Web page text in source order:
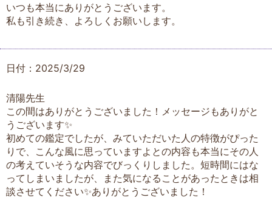
いつも本当にありがとうございます。
私も引き続き、よろしくお願いします。
日付：2025/3/29
清陽先生
この間はありがとうございました！メッセージもありがと
うございます✨
初めての鑑定でしたが、みていただいた人の特徴がぴった
りで、こんな風に思っていますよとの内容も本当にその人
の考えていそうな内容でびっくりしました。短時間にはな
ってしまいましたが、また気になることがあったときは相
談させてください✨ありがとうございました！